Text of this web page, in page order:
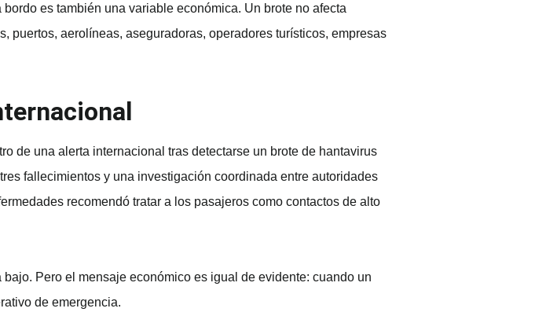
es también una variable económica. Un brote no afecta
puertos, aerolíneas, aseguradoras, operadores turísticos, empresas
de una alerta internacional tras detectarse un brote de hantavirus
fallecimientos y una investigación coordinada entre autoridades
recomendó tratar a los pasajeros como contactos de alto
Pero el mensaje económico es igual de evidente: cuando un
de emergencia.